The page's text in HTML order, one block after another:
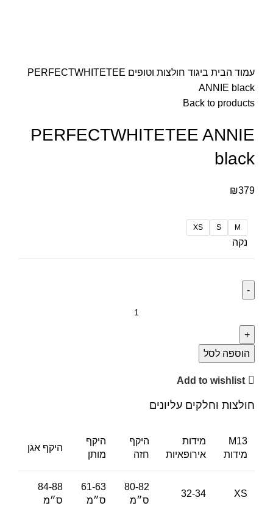
עמוד הבית ביגוד חולצות וטופים PERFECTWHITETEE
ANNIE black
Back to products
PERFECTWHITETEE ANNIE
black
₪379
M
S
XS
נקה
הוספה לסל
Add to wishlist
חולצות וחלקים עליונים
M13
מידות
מידות
אירופאיות
היקף
חזה
היקף
מותן
היקף אגן
XS
32-34
80-82
ס״מ
61-63
ס״מ
84-88
ס״מ